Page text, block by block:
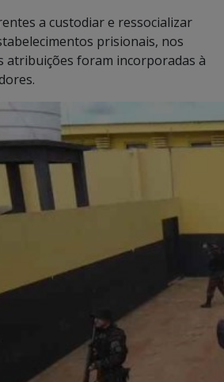
a custodiar e ressocializar
prisionais, nos
atribuições foram incorporadas à